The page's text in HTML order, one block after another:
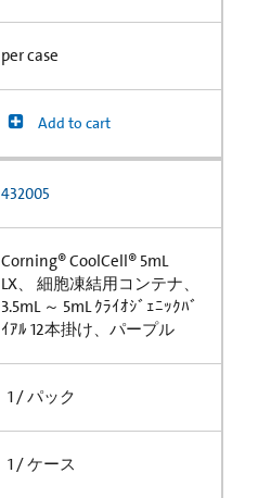
per case
Add to cart
432005
Corning® CoolCell® 5mL
LX、 細胞凍結用コンテナ、
3.5mL ～ 5mL ｸﾗｲｵｼﾞｪﾆｯｸﾊﾞ
ｲｱﾙ 12本掛け、パープル
1 / パック
1 / ケース